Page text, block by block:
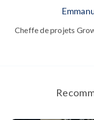
Cheffe de projets